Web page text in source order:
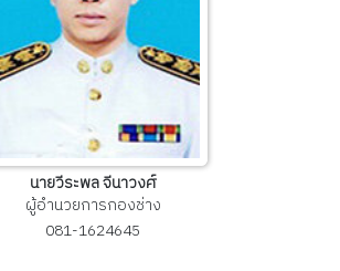
นายวีระพล จีนาวงศ์
ผู้อำนวยการกองช่าง
081-1624645